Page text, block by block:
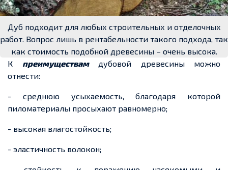
Дуб подходит для любых строительных и отделочных
работ. Вопрос лишь в рентабельности такого подхода, так
как стоимость подобной древесины – очень высока.
К преимуществамдубовой древесины можно
отнести:
- среднюю усыхаемость, благодаря которой
пиломатериалы просыхают равномерно;
- высокая влагостойкость;
- эластичность волокон;